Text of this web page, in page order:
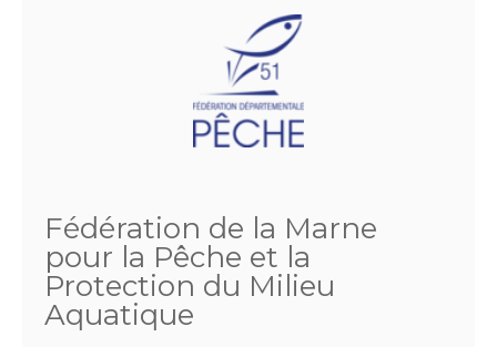
Fédération de la Marne
pour la Pêche et la
Protection du Milieu
Aquatique